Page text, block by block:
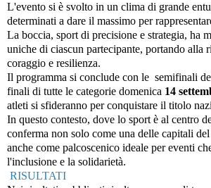
L'evento si è svolto in un clima di grande
determinati a dare il massimo per
La boccia, sport di precisione e strategia, ha
uniche di ciascun partecipante, portando alla
coraggio e resilienza.
Il programma si conclude con le semifinali
finali di tutte le categorie domenica 14
atleti si sfideranno per conquistare il titolo
In questo contesto, dove lo sport è al centro
conferma non solo come una delle capitali
anche come palcoscenico ideale per eventi
l'inclusione e la solidarietà.
RISULTATI